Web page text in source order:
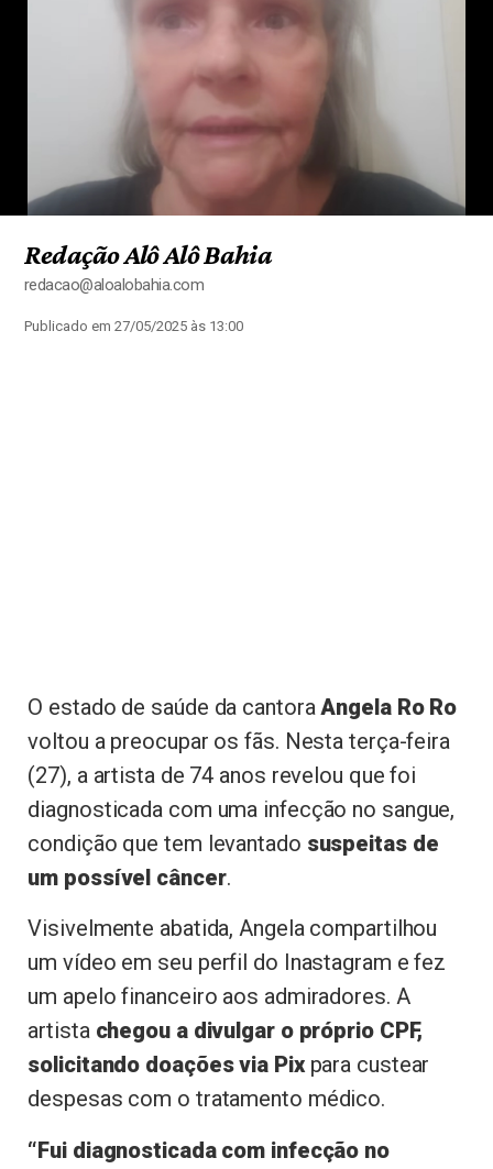
Redação Alô Alô Bahia
redacao@aloalobahia.com
Publicado em 27/05/2025 às 13:00
O estado de saúde da cantora Angela Ro Ro
voltou a preocupar os fãs. Nesta terça-feira
(27), a artista de 74 anos revelou que foi
diagnosticada com uma infecção no sangue,
condição que tem levantado suspeitas de
um possível câncer.
Visivelmente abatida, Angela compartilhou
um vídeo em seu perfil do Inastagram e fez
um apelo financeiro aos admiradores. A
artista chegou a divulgar o próprio CPF,
solicitando doações via Pixpara custear
despesas com o tratamento médico.
“Fui diagnosticada com infecção no